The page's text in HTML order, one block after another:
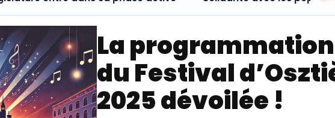
La programmation
du Festival
2025 dévoilée !